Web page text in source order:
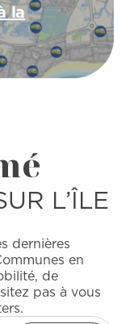
la
L’ÎLE
dernières
en
de
pas à vous